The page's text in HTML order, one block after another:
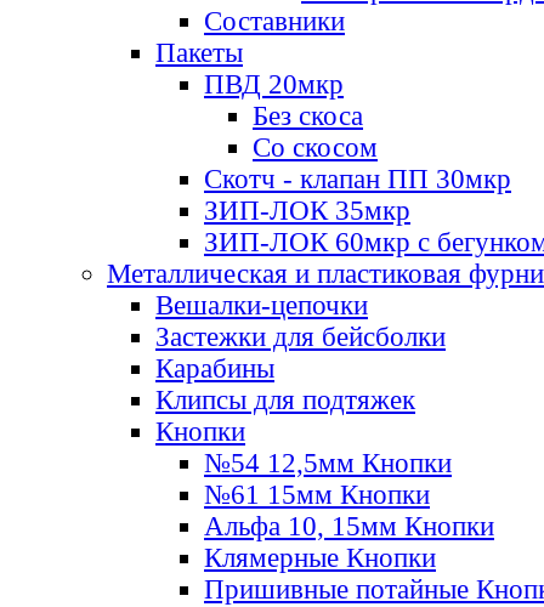
Составники
Пакеты
ПВД 20мкр
Без скоса
Со скосом
Скотч - клапан ПП 30мкр
ЗИП-ЛОК 35мкр
ЗИП-ЛОК 60мкр с
Металлическая и пластиковая
Вешалки-цепочки
Застежки для бейсболки
Карабины
Клипсы для подтяжек
Кнопки
№54 12,5мм Кнопки
№61 15мм Кнопки
Альфа 10, 15мм Кнопки
Клямерные Кнопки
Пришивные потайные